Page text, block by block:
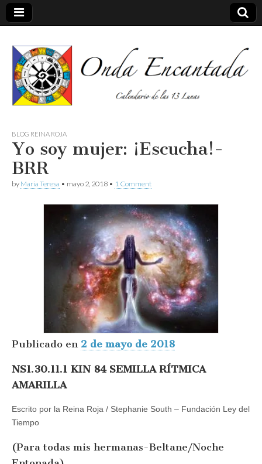
Onda
encantada
BLOG REINA ROJA
Yo soy mujer: ¡Escucha!-
BRR
by Maria Teresa • mayo 2, 2018 • 1 Comment
Publicado en 2 de mayo de 2018
NS1.30.11.1 KIN 84 SEMILLA RÍTMICA
AMARILLA
Escrito por la Reina Roja / Stephanie South – Fundación Ley del
Tiempo
(Para todas mis hermanas-Beltane/Noche